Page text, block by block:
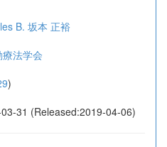
B. 坂本 正裕
法学会
)
31 (Released:2019-04-06)